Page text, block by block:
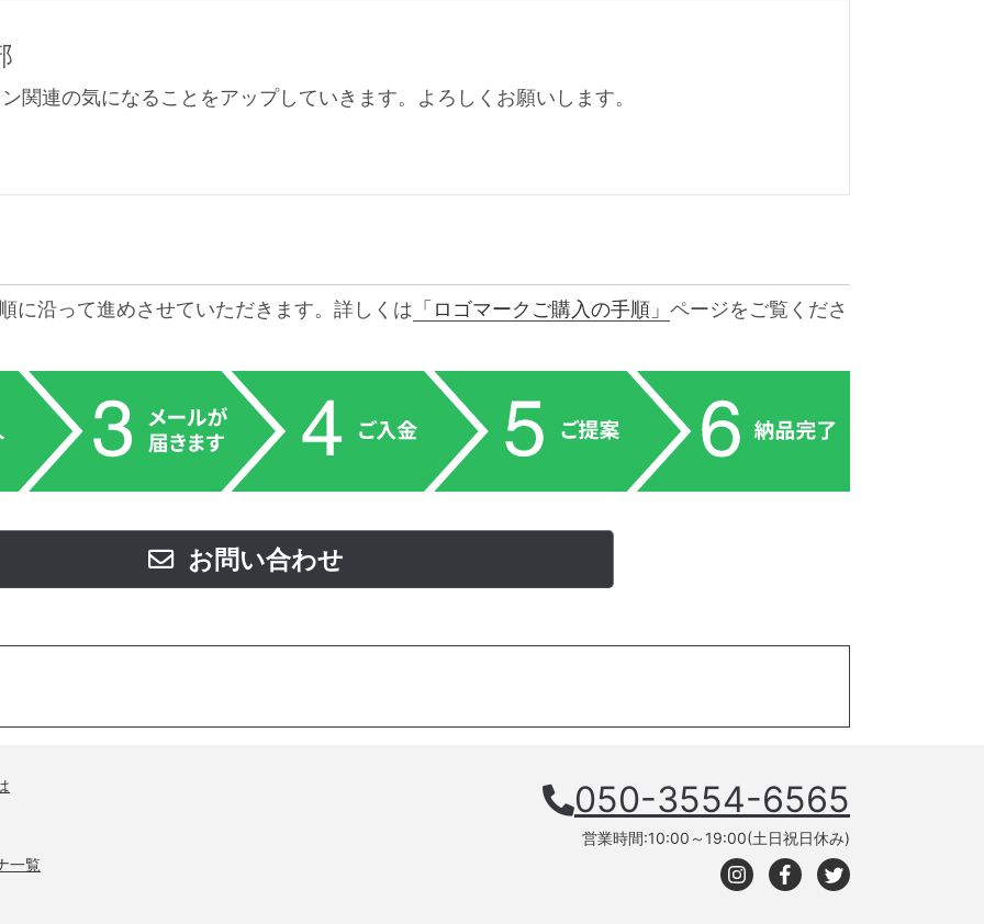
関連の気になることをアップしていきます。よろしくお願いします。
に沿って進めさせていただきます。詳しくは 「ロゴマークご購入の手順」 ページをご覧くださ
お問い合わせ
一覧
050-3554-6565
営業時間:10:00～19:00(土日祝日休み)